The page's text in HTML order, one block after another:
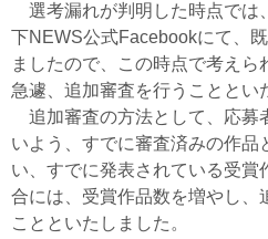
選考漏れが判明した時点では
下NEWS公式Facebookにて、
ましたので、この時点で考えら
急遽、追加審査を行うこととい
追加審査の方法として、応募
いよう、すでに審査済みの作品
い、すでに発表されている受賞
合には、受賞作品数を増やし、
ことといたしました。